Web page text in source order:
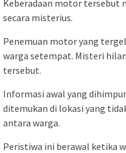
Keberadaan motor tersebut
secara misterius.
Penemuan motor yang
warga setempat. Misteri
tersebut.
Informasi awal yang
ditemukan di lokasi yang
antara warga.
Peristiwa ini berawal ketika